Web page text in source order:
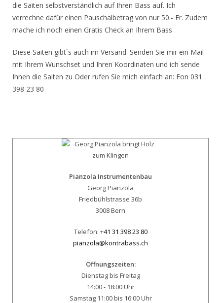
die Saiten selbstverständlich auf Ihren Bass auf. Ich
verrechne dafür einen Pauschalbetrag von nur 50.- Fr. Zudem
mache ich noch einen Gratis Check an Ihrem Bass
Diese Saiten gibt`s auch im Versand. Senden Sie mir ein Mail
mit Ihrem Wunschset und Ihren Koordinaten und ich sende
Ihnen die Saiten zu Oder rufen Sie mich einfach an: Fon 031
398 23 80
Pianzola Instrumentenbau
Georg Pianzola
Friedbühlstrasse 36b
3008 Bern
Telefon: +41 31 398 23 80
pianzola@kontrabass.ch
Öffnungszeiten:
Dienstag bis Freitag
14:00 - 18:00 Uhr
Samstag 11:00 bis 16:00 Uhr